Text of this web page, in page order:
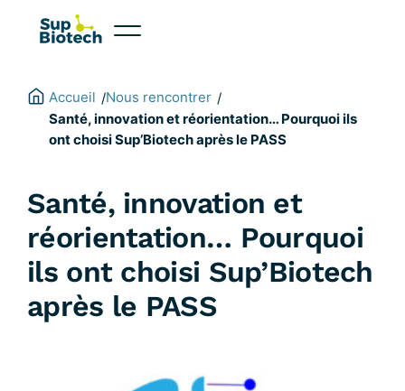
Accueil /Nous rencontrer /
Santé, innovation et réorientation… Pourquoi ils
ont choisi Sup’Biotech après le PASS
Santé, innovation et
réorientation… Pourquoi
ils ont choisi Sup’Biotech
après le PASS